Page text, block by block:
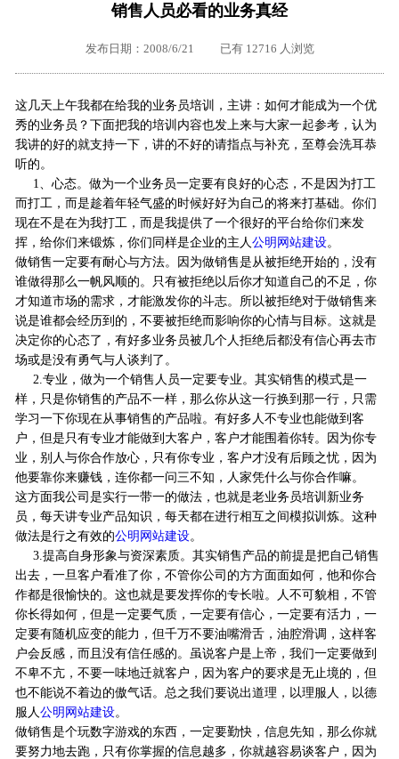
深一集团优势
外地客户专栏
工单提交
销售人员必看的业务真经
发布日期：2008/6/21 已有 12716 人浏览
这几天上午我都在给我的业务员培训，主讲：如何才能成为一个优
秀的业务员？下面把我的培训内容也发上来与大家一起参考，认为
我讲的好的就支持一下，讲的不好的请指点与补充，至尊会洗耳恭
听的。
1
、心态。做为一个业务员一定要有良好的心态，不是因为打工
而打工，而是趁着年轻气盛的时候好好为自己的将来打基础。你们
现在不是在为我打工，而是我提供了一个很好的平台给你们来发
挥，给你们来锻炼，你们同样是企业的主人 公明网站建设。
做销售一定要有耐心与方法。因为做销售是从被拒绝开始的，没有
谁做得那么一帆风顺的。只有被拒绝以后你才知道自己的不足，你
才知道市场的需求，才能激发你的斗志。所以被拒绝对于做销售来
说是谁都会经历到的，不要被拒绝而影响你的心情与目标。这就是
决定你的心态了，有好多业务员被几个人拒绝后都没有信心再去市
场或是没有勇气与人谈判了。
2. 专业，做为一个销售人员一定要专业。其实销售的模式是一
样，只是你销售的产品不一样，那么你从这一行换到那一行，只需
学习一下你现在从事销售的产品啦。有好多人不专业也能做到客
户，但是只有专业才能做到大客户，客户才能围着你转。因为你专
业，别人与你合作放心，只有你专业，客户才没有后顾之忧，因为
他要靠你来赚钱，连你都一问三不知，人家凭什么与你合作嘛。
这方面我公司是实行一带一的做法，也就是老业务员培训新业务
员，每天讲专业产品知识，每天都在进行相互之间模拟训炼。这种
做法是行之有效的公明网站建设。
3. 提高自身形象与资深素质。其实销售产品的前提是把自己销售
出去，一旦客户看准了你，不管你公司的方方面面如何，他和你合
作都是很愉快的。这也就是要发挥你的专长啦。人不可貌相，不管
你长得如何，但是一定要气质，一定要有信心，一定要有活力，一
定要有随机应变的能力，但千万不要油嘴滑舌，油腔滑调，这样客
户会反感，而且没有信任感的。虽说客户是上帝，我们一定要做到
不卑不亢，不要一味地迁就客户，因为客户的要求是无止境的，但
也不能说不着边的傲气话。总之我们要说出道理，以理服人，以德
服人 公明网站建设。
做销售是个玩数字游戏的东西，一定要勤快，信息先知，那么你就
要努力地去跑，只有你掌握的信息越多，你就越容易谈客户，因为